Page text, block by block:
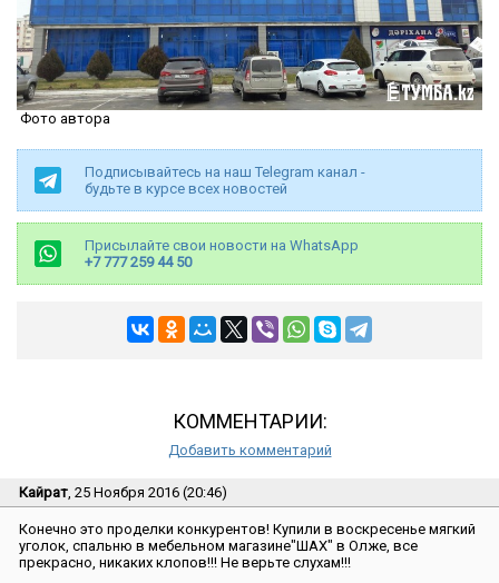
Фото автора
Подписывайтесь на наш Telegram канал -
будьте в курсе всех новостей
Присылайте свои новости на WhatsApp
+7 777 259 44 50
КОММЕНТАРИИ:
Добавить комментарий
Кайрат , 25 Ноября 2016 (20:46)
Конечно это проделки конкурентов! Купили в воскресенье мягкий
уголок, спальню в мебельном магазине″ШАХ″ в Олже, все
прекрасно, никаких клопов!!! Не верьте слухам!!!